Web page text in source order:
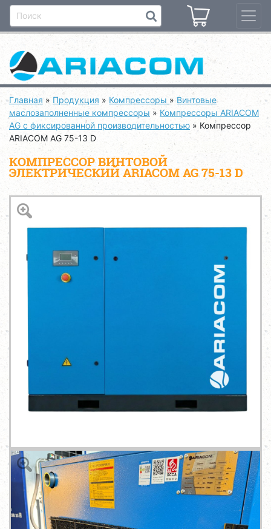
Главная » Продукция » Компрессоры » Винтовые
маслозаполненные компрессоры » Компрессоры ARIACOM
AG с фиксированной производительностью » Компрессор
ARIACOM AG 75-13 D
КОМПРЕССОР ВИНТОВОЙ
ЭЛЕКТРИЧЕСКИЙ ARIACOM AG 75-13 D